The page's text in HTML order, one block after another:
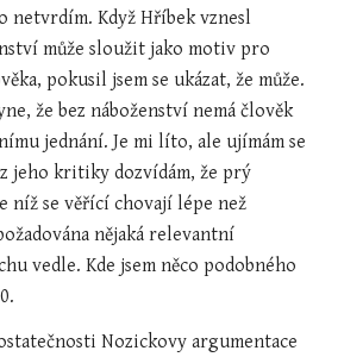
netvrdím. Když Hříbek vznesl
může sloužit jako motiv pro
pokusil jsem se ukázat, že může.
že bez náboženství nemá člověk
jednání. Je mi líto, ale ujímám se
jeho kritiky dozvídám, že prý
níž se věřící chovají lépe než
nějaká relevantní
vedle. Kde jsem něco podobného
Nozickovy argumentace